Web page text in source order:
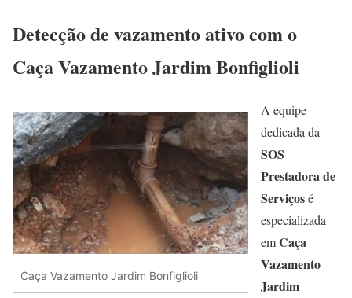
Detecção de vazamento ativo com o
Caça Vazamento Jardim Bonfiglioli
Caça Vazamento Jardim Bonfiglioli
A equipe
dedicada da
SOS
Prestadora de
Serviçosé
especializada
emCaça
Vazamento
Jardim